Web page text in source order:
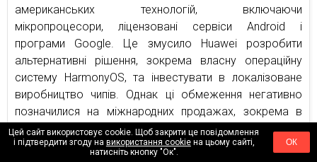
американських технологій, включаючи
мікропроцесори, ліцензовані сервіси Android і
програми Google. Це змусило Huawei розробити
альтернативні рішення, зокрема власну операційну
систему HarmonyOS, та інвестувати в локалізоване
виробництво чипів. Однак ці обмеження негативно
позначилися на міжнародних продажах, зокрема в
Європі, де відсутність Google Services ускладнює
використання Huawei-смартфонів.
Цей сайт використовує cookie. Щоб закрити це повідомлення
і підтвердити згоду на використання cookieна цьому сайті,
натисніть кнопку "Ок".
ОК